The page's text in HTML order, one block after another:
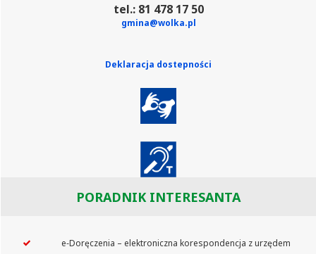
tel.: 81 478 17 50
gmina@wolka.pl
Deklaracja dostepności
PORADNIK INTERESANTA
e‑Doręczenia – elektroniczna korespondencja z urzędem